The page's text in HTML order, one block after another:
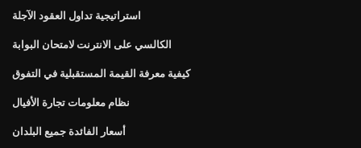
استراتيجية تداول العقود الآجلة
الكالسي على الانترنت لامتحان البوابة
كيفية معرفة القيمة المستقبلية في التفوق
نظام معلومات تجارة الأفيال
أسعار الفائدة جميع البلدان